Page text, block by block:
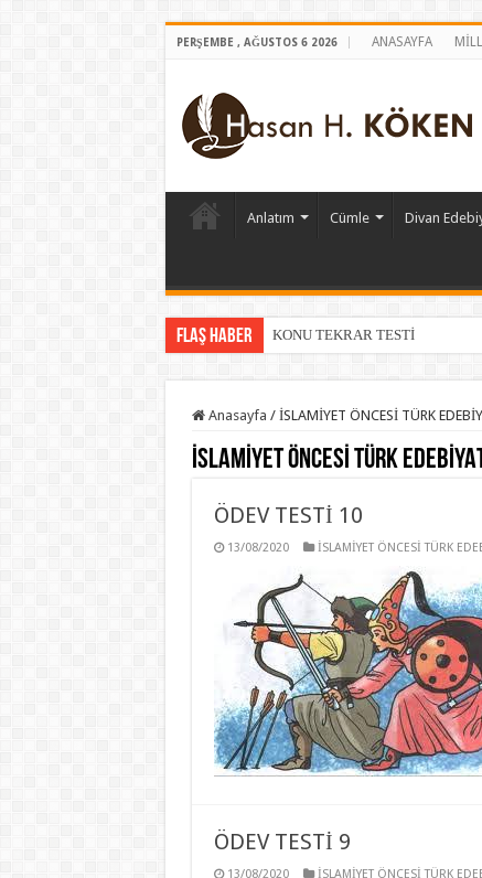
PERŞEMBE , AĞUSTOS 6 2026 ANASAYFA
Anlatım Cümle Divan
Flaş Haber KONU TEKRAR TESTİ
Anasayfa / İSLAMİYET ÖNCESİ TÜRK
İSLAMİYET ÖNCESİ TÜRK
ÖDEV TESTİ 10
13/08/2020 İSLAMİYET ÖNCESİ TÜRK
ÖDEV TESTİ 9
13/08/2020 İSLAMİYET ÖNCESİ TÜRK